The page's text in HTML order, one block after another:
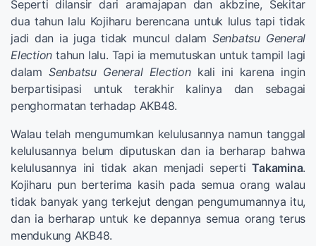
Seperti dilansir dari aramajapan dan akbzine, Sekitar
dua tahun lalu Kojiharu berencana untuk lulus tapi tidak
jadi dan ia juga tidak muncul dalam Senbatsu General
Election tahun lalu. Tapi ia memutuskan untuk tampil lagi
dalam Senbatsu General Electionkali ini karena ingin
berpartisipasi untuk terakhir kalinya dan sebagai
penghormatan terhadap AKB48.
Walau telah mengumumkan kelulusannya namun tanggal
kelulusannya belum diputuskan dan ia berharap bahwa
kelulusannya ini tidak akan menjadi sepertiTakamina.
Kojiharu pun berterima kasih pada semua orang walau
tidak banyak yang terkejut dengan pengumumannya itu,
dan ia berharap untuk ke depannya semua orang terus
mendukung AKB48.